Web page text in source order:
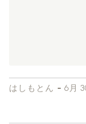
はしもとん - 6月